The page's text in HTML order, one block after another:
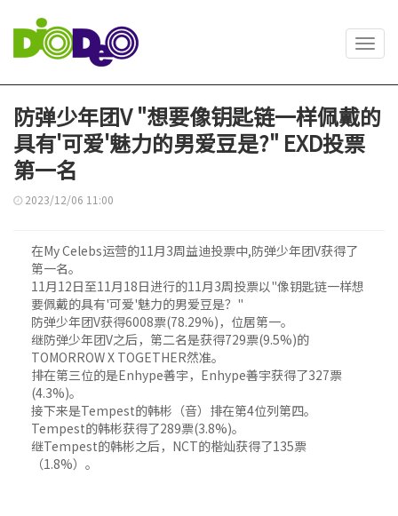
防弹少年团V "想要像钥匙链一样佩戴的
具有'可爱'魅力的男爱豆是?" EXD投票
第一名
2023/12/06 11:00
在My Celebs运营的11月3周益迪投票中,防弹少年团V获得了
第一名。
11月12日至11月18日进行的11月3周投票以"像钥匙链一样想
要佩戴的具有'可爱'魅力的男爱豆是？"
防弹少年团V获得6008票(78.29%)，位居第一。
继防弹少年团V之后，第二名是获得729票(9.5%)的
TOMORROW X TOGETHER然准。
排在第三位的是Enhype善宇，Enhype善宇获得了327票
(4.3%)。
接下来是Tempest的韩彬（音）排在第4位列第四。
Tempest的韩彬获得了289票(3.8%)。
继Tempest的韩彬之后，NCT的楷灿获得了135票
（1.8%）。